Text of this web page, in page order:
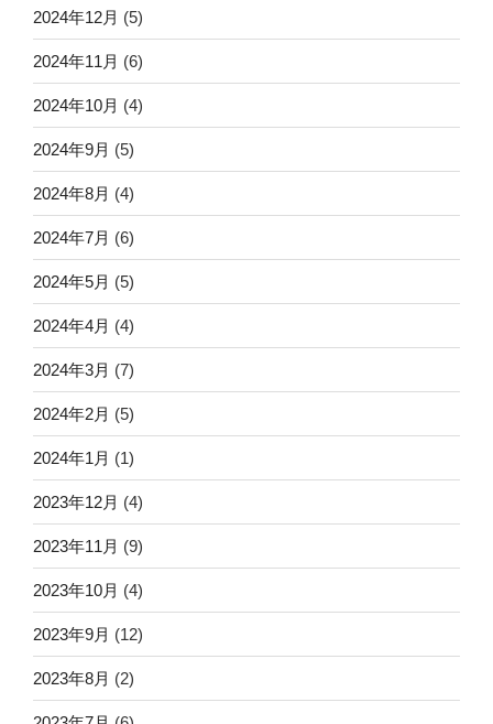
2024年12月 (5)
2024年11月 (6)
2024年10月 (4)
2024年9月 (5)
2024年8月 (4)
2024年7月 (6)
2024年5月 (5)
2024年4月 (4)
2024年3月 (7)
2024年2月 (5)
2024年1月 (1)
2023年12月 (4)
2023年11月 (9)
2023年10月 (4)
2023年9月 (12)
2023年8月 (2)